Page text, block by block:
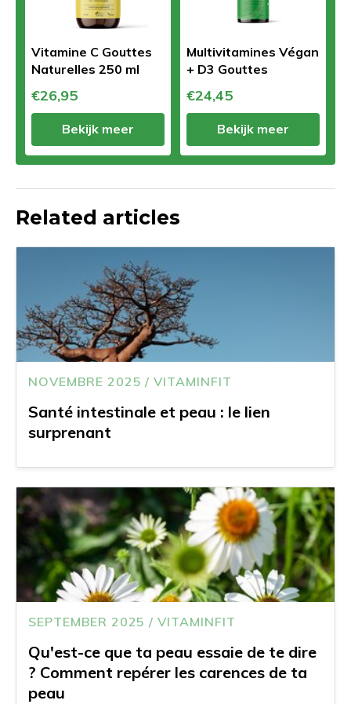
Vitamine C Gouttes
Naturelles 250 ml
€26,95
Bekijk meer
Multivitamines Végan
+ D3 Gouttes
€24,45
Bekijk meer
Related articles
NOVEMBRE 2025 / VITAMINFIT
Santé intestinale et peau : le lien
surprenant
SEPTEMBER 2025 / VITAMINFIT
Qu'est-ce que ta peau essaie de te dire
? Comment repérer les carences de ta
peau